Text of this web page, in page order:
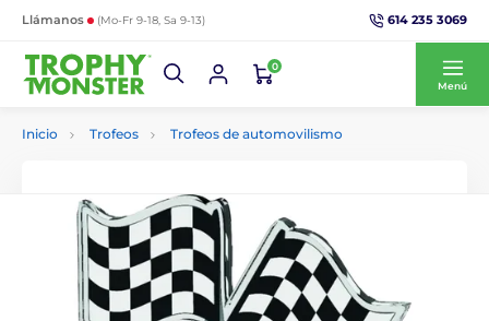
Llámanos (Mo-Fr 9-18, Sa 9-13) 614 235 3069
0
Menú
Inicio Trofeos Trofeos de automovilismo